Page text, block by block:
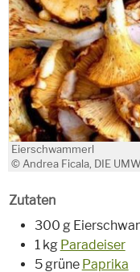
Eierschwammerl
© Andrea Ficala, DIE
Zutaten
300 g
1 kg Paradeiser
5 grüne Paprika